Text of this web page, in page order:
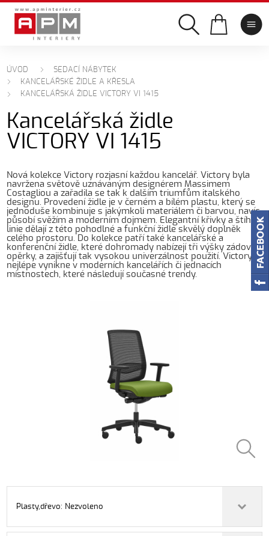
ÚVOD
SEDACÍ NÁBYTEK
KANCELÁŘSKÉ ŽIDLE A KŘESLA
KANCELÁŘSKÁ ŽIDLE VICTORY VI 1415
Kancelářská židle
VICTORY VI 1415
Nová kolekce Victory rozjasní každou kancelář. Victory byla
navržena světově uznávaným designérem Massimem
Costagliou a zařadila se tak k dalším triumfům italského
designu. Provedení židle je v černém a bílém plastu, který se
jednoduše kombinuje s jakýmkoli materiálem či barvou, navíc
působí svěžím a moderním dojmem. Elegantní křivky a štíhlá
linie dělají z této pohodlné a funkční židle skvělý doplněk
celého prostoru. Do kolekce patří také kancelářské a
konferenční židle, které dohromady nabízejí tři výšky zádové
opěrky, a zajišťují tak vysokou univerzálnost použití. Victory
nejlépe vynikne v moderních kancelářích či jednacích
místnostech, které následují současné trendy.
Plasty,dřevo: Nezvoleno